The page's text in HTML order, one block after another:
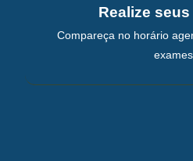
Realize
Compareça no horário
exames.